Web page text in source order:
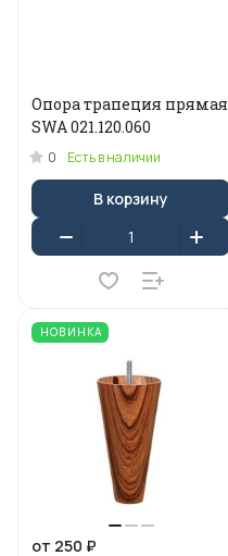
Опора трапеция прямая
SWA 021.120.060
0 Есть в наличии
В корзину
НОВИНКА
от 250 ₽